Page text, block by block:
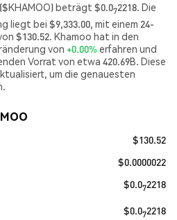
beträgt $0.072218. Die
liegt bei $9,333.00, mit einem 24-
$130.52. Khamoo hat in den
von +0.00% erfahren und
Vorrat von etwa 420.69B. Diese
um die genauesten
$130.52
$0.0000022
$0.072218
$0.072218